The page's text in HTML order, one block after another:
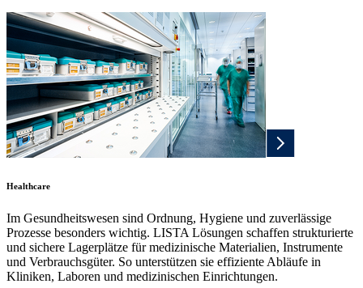
Healthcare
Im Gesundheitswesen sind Ordnung, Hygiene und zuverlässige
Prozesse besonders wichtig. LISTA Lösungen schaffen strukturierte
und sichere Lagerplätze für medizinische Materialien, Instrumente
und Verbrauchsgüter. So unterstützen sie effiziente Abläufe in
Kliniken, Laboren und medizinischen Einrichtungen.